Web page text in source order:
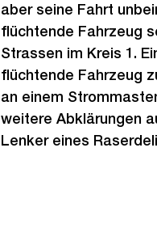
aber seine Fahrt
flüchtende Fahrzeug
Strassen im Kreis 1.
flüchtende Fahrzeug
an einem
weitere Abklärungen
Lenker eines